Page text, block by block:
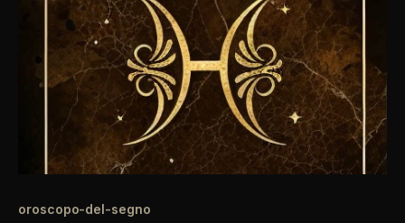
oroscopo-del-segno